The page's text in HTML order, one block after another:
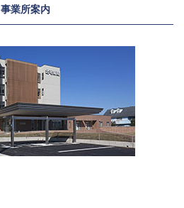
事業所案内